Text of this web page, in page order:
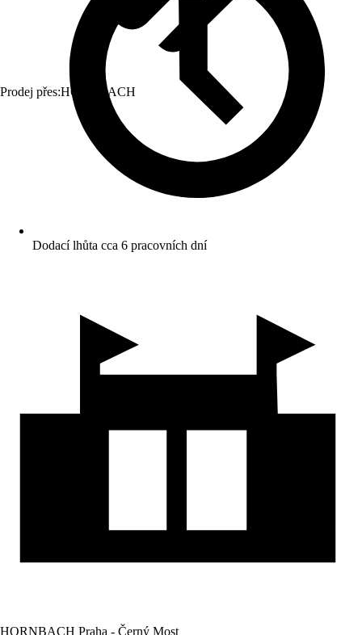
Prodej přes:HORNBACH
Dodací lhůta cca 6 pracovních dní
HORNBACH Praha - Černý Most